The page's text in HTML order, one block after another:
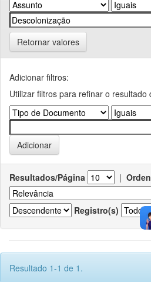
Retornar valores
Adicionar filtros:
Utilizar filtros para refinar o resultado
Resultados/Página |
Registro(s)
Resultado 1-1 de 1.